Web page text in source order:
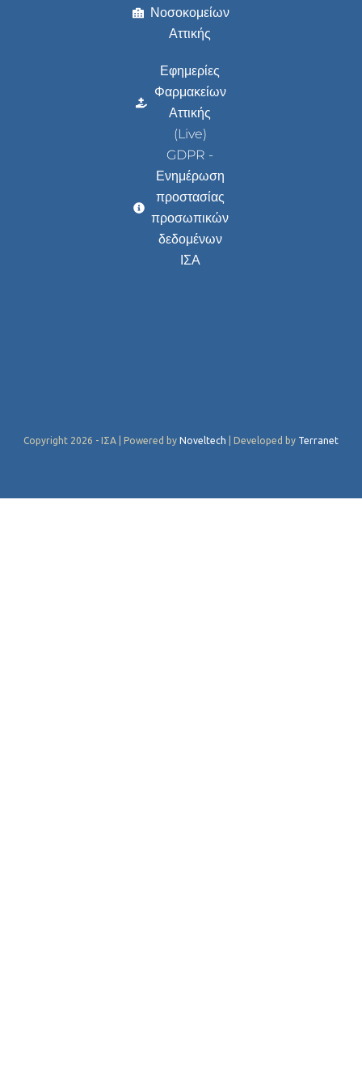
Νοσοκομείων
Αττικής
Εφημερίες
Φαρμακείων
Αττικής
(Live)
GDPR -
Ενημέρωση
προστασίας
προσωπικών
δεδομένων
ΙΣΑ
Copyright 2026 - ΙΣΑ | Powered by Noveltech | Developed by Terranet